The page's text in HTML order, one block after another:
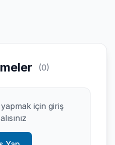
(0)
için giriş